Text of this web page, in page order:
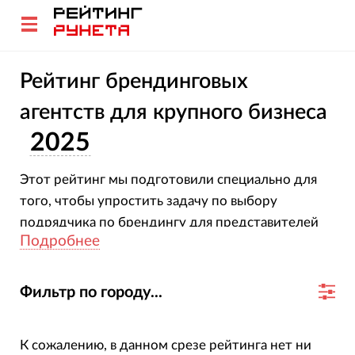
Рейтинг брендинговых
агентств для крупного бизнеса
2025
Этот рейтинг мы подготовили специально для
того, чтобы упростить задачу по выбору
подрядчика по брендингу для представителей
крупного бизнеса. Все агентства, собранные в
услуги крупным компаниям, но и успешно
Именно бизнес-показатели и являются
Подробнее
Фильтр по городу...
К сожалению, в данном срезе рейтинга нет ни